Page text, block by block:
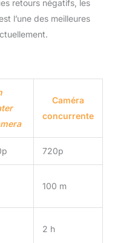
retours négatifs, les
l’une des meilleures
Caméra
concurrente
720p
100 m
2 h